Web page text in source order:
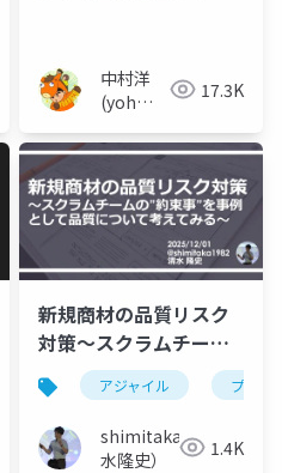
中村洋
(yoh
17.3K
新規商材の品質リスク
対策～スクラムチーム
の”約束事”を事例とし
て品質について考えて
みる～
アジャイル プロジ
shimitaka（清
水隆史）
1.4K